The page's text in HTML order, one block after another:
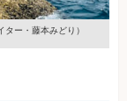
ター・藤本みどり）